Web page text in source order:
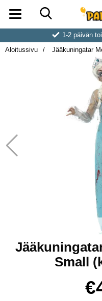
1-2 päivän
Aloitussivu
Jääkuningatar
Small